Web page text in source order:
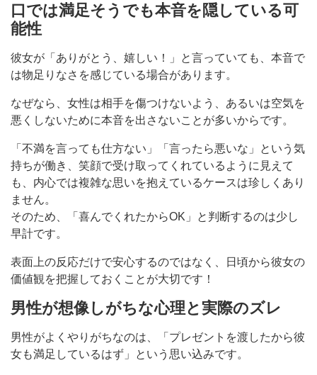
口では満足そうでも本音を隠している可
能性
彼女が「ありがとう、嬉しい！」と言っていても、本音で
は物足りなさを感じている場合があります。
なぜなら、女性は相手を傷つけないよう、あるいは空気を
悪くしないために本音を出さないことが多いからです。
「不満を言っても仕方ない」「言ったら悪いな」という気
持ちが働き、笑顔で受け取ってくれているように見えて
も、内心では複雑な思いを抱えているケースは珍しくあり
ません。
そのため、「喜んでくれたからOK」と判断するのは少し
早計です。
表面上の反応だけで安心するのではなく、日頃から彼女の
価値観を把握しておくことが大切です！
男性が想像しがちな心理と実際のズレ
男性がよくやりがちなのは、「プレゼントを渡したから彼
女も満足しているはず」という思い込みです。